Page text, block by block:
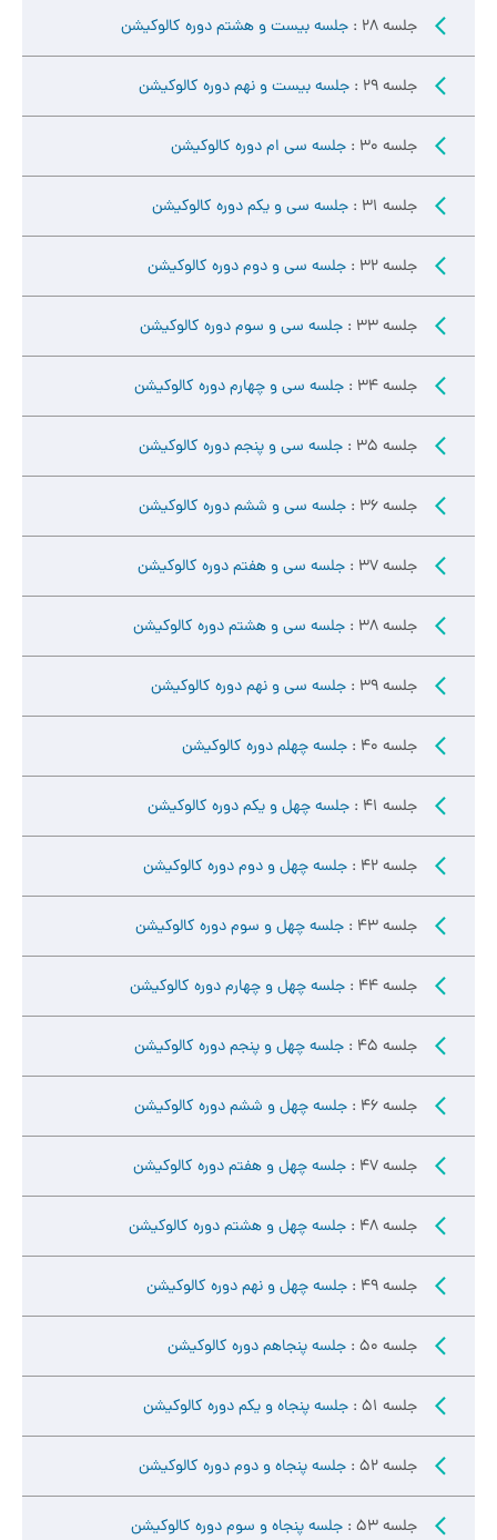
جلسه 28 : جلسه بیست و هشتم دوره کالوکیشن
جلسه 29 : جلسه بیست و نهم دوره کالوکیشن
جلسه 30 : جلسه سی ام دوره کالوکیشن
جلسه 31 : جلسه سی و یکم دوره کالوکیشن
جلسه 32 : جلسه سی و دوم دوره کالوکیشن
جلسه 33 : جلسه سی و سوم دوره کالوکیشن
جلسه 34 : جلسه سی و چهارم دوره کالوکیشن
جلسه 35 : جلسه سی و پنجم دوره کالوکیشن
جلسه 36 : جلسه سی و ششم دوره کالوکیشن
جلسه 37 : جلسه سی و هفتم دوره کالوکیشن
جلسه 38 : جلسه سی و هشتم دوره کالوکیشن
جلسه 39 : جلسه سی و نهم دوره کالوکیشن
جلسه 40 : جلسه چهلم دوره کالوکیشن
جلسه 41 : جلسه چهل و یکم دوره کالوکیشن
جلسه 42 : جلسه چهل و دوم دوره کالوکیشن
جلسه 43 : جلسه چهل و سوم دوره کالوکیشن
جلسه 44 : جلسه چهل و چهارم دوره کالوکیشن
جلسه 45 : جلسه چهل و پنجم دوره کالوکیشن
جلسه 46 : جلسه چهل و ششم دوره کالوکیشن
جلسه 47 : جلسه چهل و هفتم دوره کالوکیشن
جلسه 48 : جلسه چهل و هشتم دوره کالوکیشن
جلسه 49 : جلسه چهل و نهم دوره کالوکیشن
جلسه 50 : جلسه پنجاهم دوره کالوکیشن
جلسه 51 : جلسه پنجاه و یکم دوره کالوکیشن
جلسه 52 : جلسه پنجاه و دوم دوره کالوکیشن
جلسه 53 : جلسه پنجاه و سوم دوره کالوکیشن